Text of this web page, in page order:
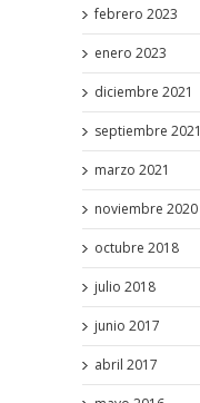
febrero 2023
enero 2023
diciembre 2021
septiembre 2021
marzo 2021
noviembre 2020
octubre 2018
julio 2018
junio 2017
abril 2017